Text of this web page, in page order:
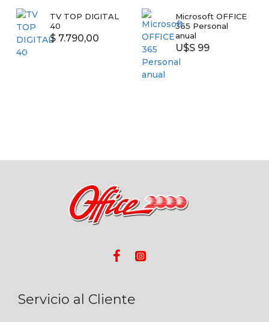
TV TOP DIGITAL
40
$ 7.790,00
Microsoft OFFICE
365 Personal
anual
U$S 99
Servicio al Cliente